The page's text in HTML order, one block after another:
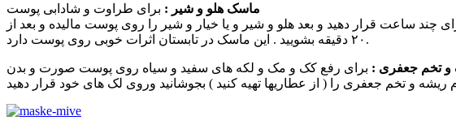
ماسک هلو و شیر : برای طراوت و شادابی پوست
خوری شیر بریزید و در جای خنک برای چند ساعت قرار دهید و بعد هلو و شیر و یا خیار و شیر را روی پوست مالیده و بعد از
۲۰ دقیقه بشویید . این ماسک در تابستان اثرات خوبی روی پوست دارد.
تخم جعفری : برای رفع کک و مک و لکه های سفید و سیاه روی پوست صورت و بدن